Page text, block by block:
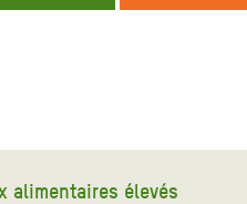
alimentaires élevés